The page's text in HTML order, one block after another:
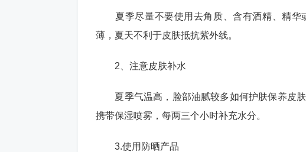
夏季尽量不要使用去角质、含有酒精、精华
薄，夏天不利于皮肤抵抗紫外线。
2、注意皮肤补水
夏季气温高，脸部油腻较多如何护肤保养皮肤
携带保湿喷雾，每两三个小时补充水分。
3.使用防晒产品